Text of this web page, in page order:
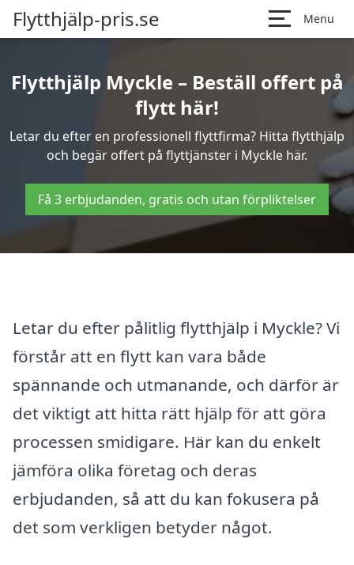
Flytthjälp-pris.se Menu
Flytthjälp Myckle – Beställ offert på
flytt här!
Letar du efter en professionell flyttfirma? Hitta flytthjälp
och begär offert på flyttjänster i Myckle här.
Få 3 erbjudanden, gratis och utan förpliktelser
Letar du efter pålitlig flytthjälp i Myckle? Vi
förstår att en flytt kan vara både
spännande och utmanande, och därför är
det viktigt att hitta rätt hjälp för att göra
processen smidigare. Här kan du enkelt
jämföra olika företag och deras
erbjudanden, så att du kan fokusera på
det som verkligen betyder något.